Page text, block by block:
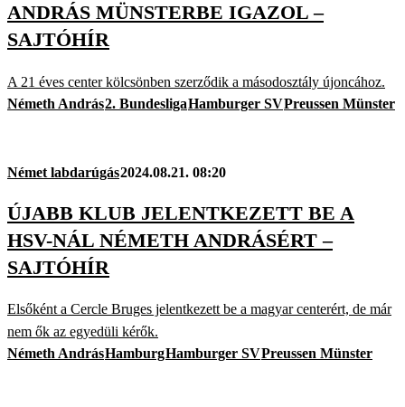
ANDRÁS MÜNSTERBE IGAZOL –
SAJTÓHÍR
A 21 éves center kölcsönben szerződik a másodosztály újoncához.
Németh András2. BundesligaHamburger SVPreussen Münster
Német labdarúgás2024.08.21. 08:20
ÚJABB KLUB JELENTKEZETT BE A
HSV-NÁL NÉMETH ANDRÁSÉRT –
SAJTÓHÍR
Elsőként a Cercle Bruges jelentkezett be a magyar centerért, de már
nem ők az egyedüli kérők.
Németh AndrásHamburgHamburger SVPreussen Münster